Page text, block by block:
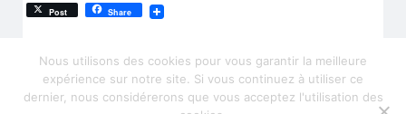
Post Share
Nous utilisons des cookies pour vous garantir la meilleure
expérience sur notre site. Si vous continuez à utiliser ce
dernier, nous considérerons que vous acceptez l'utilisation des